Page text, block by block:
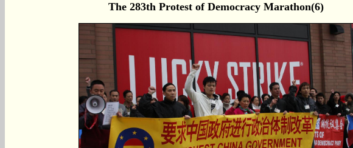
The 283th Protest of Democracy Marathon(6)